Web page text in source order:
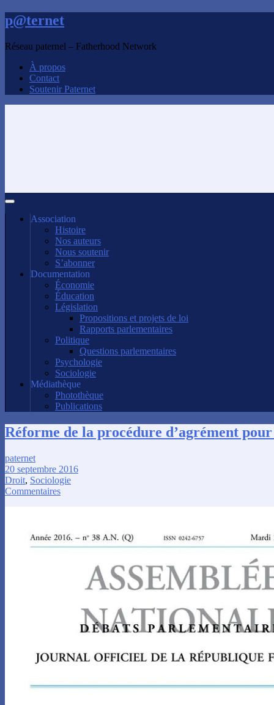
p@ternet
Réseau paternel – Fatherhood Network
À propos
Contact
Soutenir Paternet
Association
Histoire
Nos auteurs
Nous soutenir
S’abonner
Documentation
Économie
Éducation
Législation
Propositions et projets de loi
Rapports parlementaires
Politique
Questions parlementaires
Psychologie
Sociologie
Médiathèque
Photothèque
Publications
Réforme de la procédure d’agrément
paternet
20 septembre 2016
Droit, Sociologie
Commentaires